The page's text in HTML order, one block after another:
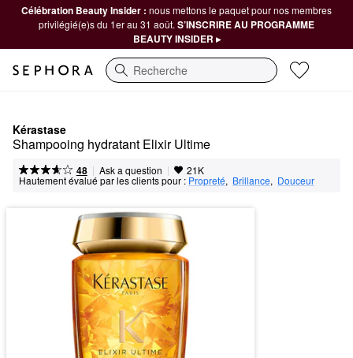
Célébration Beauty Insider : nous mettons le paquet pour nos membres
privilégié(e)s du 1er au 31 août. S’INSCRIRE AU PROGRAMME
BEAUTY INSIDER ▸
Recherche
Kérastase
Shampooing hydratant Elixir Ultime
48 | Ask a question | 21K
Hautement évalué par les clients pour : Propreté, Brillance, Douceur